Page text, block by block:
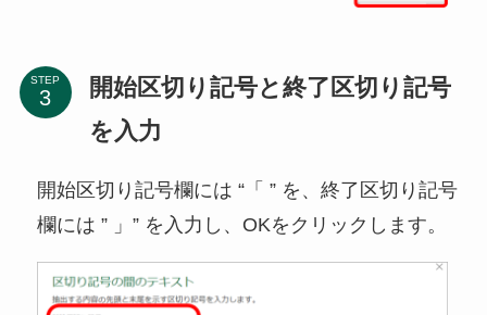
STEP
開始区切り記号と終了区切り記号
を入力
開始区切り記号欄には “「 ” を、終了区切り記号
欄には ” 」” を入力し、OKをクリックします。